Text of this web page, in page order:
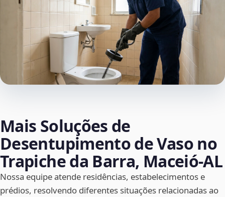
Mais Soluções de
Desentupimento de Vaso no
Trapiche da Barra, Maceió‑AL
Nossa equipe atende residências, estabelecimentos e
prédios, resolvendo diferentes situações relacionadas ao